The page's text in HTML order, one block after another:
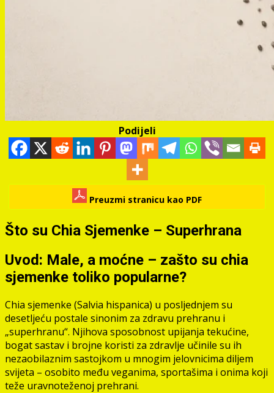
Podijeli
Preuzmi stranicu kao PDF
Što su Chia Sjemenke – Superhrana
Uvod: Male, a moćne – zašto su chia
sjemenke toliko popularne?
Chia sjemenke (Salvia hispanica) u posljednjem su
desetljeću postale sinonim za zdravu prehranu i
„superhranu“. Njihova sposobnost upijanja tekućine,
bogat sastav i brojne koristi za zdravlje učinile su ih
nezaobilaznim sastojkom u mnogim jelovnicima diljem
svijeta – osobito među veganima, sportašima i onima koji
teže uravnoteženoj prehrani.